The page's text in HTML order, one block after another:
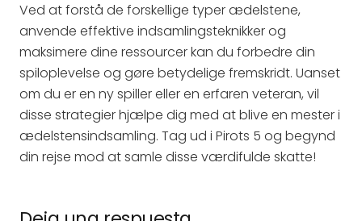
Ved at forstå de forskellige typer ædelstene,
anvende effektive indsamlingsteknikker og
maksimere dine ressourcer kan du forbedre din
spiloplevelse og gøre betydelige fremskridt. Uanset
om du er en ny spiller eller en erfaren veteran, vil
disse strategier hjælpe dig med at blive en mester i
ædelstensindsamling. Tag ud i Pirots 5 og begynd
din rejse mod at samle disse værdifulde skatte!